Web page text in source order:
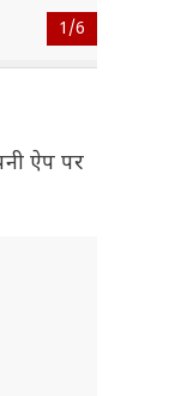
1/6
ऐप पर